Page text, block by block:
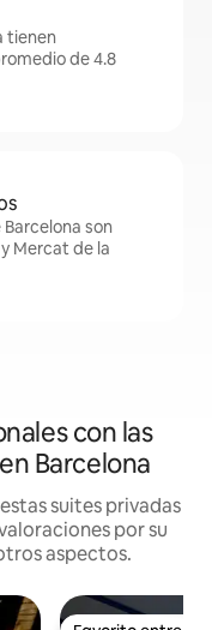
tienen
de 4.8
son
Mercat de la
con las
Barcelona
suites privadas
por su
aspectos.